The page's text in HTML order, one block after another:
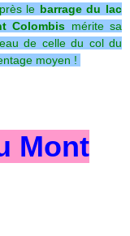
le barrage du lac
Colombis mérite sa
de celle du col du
moyen !
Mont